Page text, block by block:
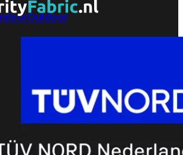
Outdoor